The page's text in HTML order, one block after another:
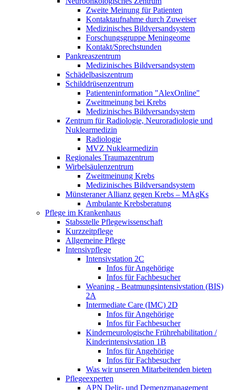
Zweite Meinung für Patienten
Kontaktaufnahme durch Zuweiser
Medizinisches Bildversandsystem
Forschungsgruppe Meningeome
Kontakt/Sprechstunden
Pankreaszentrum
Medizinisches Bildversandsystem
Schädelbasiszentrum
Schilddrüsenzentrum
Patienteninformation "AlexOnline"
Zweitmeinung bei Krebs
Medizinisches Bildversandsystem
Zentrum für Radiologie, Neuroradiologie und
Nuklearmedizin
Radiologie
MVZ Nuklearmedizin
Regionales Traumazentrum
Wirbelsäulenzentrum
Zweitmeinung Krebs
Medizinisches Bildversandsystem
Münsteraner Allianz gegen Krebs – MAgKs
Ambulante Krebsberatung
Pflege im Krankenhaus
Stabsstelle Pflegewissenschaft
Kurzzeitpflege
Allgemeine Pflege
Intensivpflege
Intensivstation 2C
Infos für Angehörige
Infos für Fachbesucher
Weaning - Beatmungsintensivstation (BIS)
2A
Intermediate Care (IMC) 2D
Infos für Angehörige
Infos für Fachbesucher
Kinderneurologische Frührehabilitation /
Kinderintensivstation 1B
Infos für Angehörige
Infos für Fachbesucher
Was wir unseren Mitarbeitenden bieten
Pflegeexperten
APN Delir- und Demenzmanagement